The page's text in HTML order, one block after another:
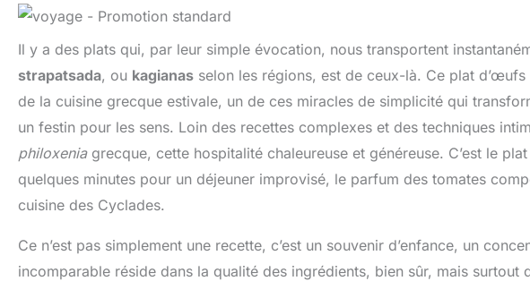
Il y a des plats qui, par leur simple évocation, nous transportent
strapatsada, ou kagianas selon les régions, est de ceux-là. Ce plat
de la cuisine grecque estivale, un de ces miracles de simplicité qui
un festin pour les sens. Loin des recettes complexes et des techniques
philoxeniagrecque, cette hospitalité chaleureuse et généreuse. C’est le
quelques minutes pour un déjeuner improvisé, le parfum des tomates
cuisine des Cyclades.
Ce n’est pas simplement une recette, c’est un souvenir d’enfance, un
incomparable réside dans la qualité des ingrédients, bien sûr, mais surtout